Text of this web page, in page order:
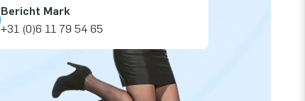
Bericht Mark
+31 (0)6 11 79 54 65